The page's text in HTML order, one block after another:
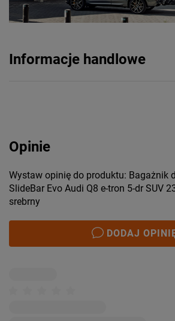
Informacje handlowe
Opinie
Wystaw opinię do produktu: Bagażnik
SlideBar Evo Audi Q8 e-tron 5-dr SUV
srebrny
DODAJ